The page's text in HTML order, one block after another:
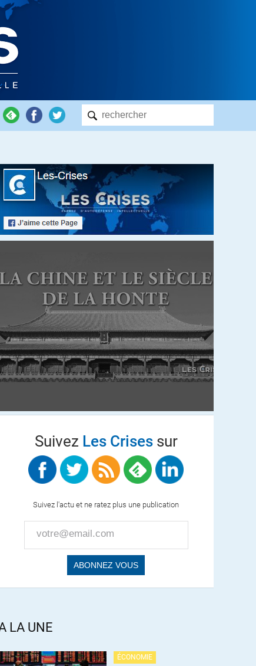
Suivez Les Crisessur
Suivez l'actu et ne ratez plus une publication
LA UNE
ÉCONOMIE